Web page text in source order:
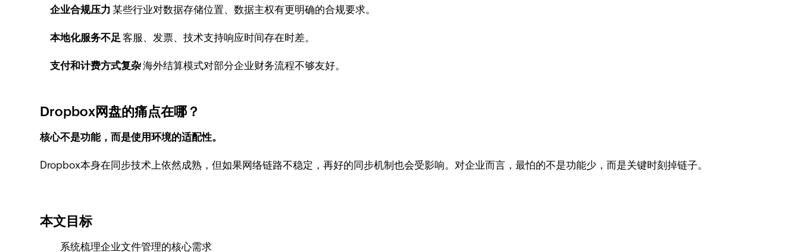
企业合规压力 某些行业对数据存储位置、数据主权有更明确的合规要求。
本地化服务不足客服、发票、技术支持响应时间存在时差。
支付和计费方式复杂海外结算模式对部分企业财务流程不够友好。
Dropbox网盘的痛点在哪？
核心不是功能，而是使用环境的适配性。
Dropbox本身在同步技术上依然成熟，但如果网络链路不稳定，再好的同步机制也会受影响。对企业而言，最怕的不是功能少，而是关键时刻掉链子。
本文目标
系统梳理企业文件管理的核心需求